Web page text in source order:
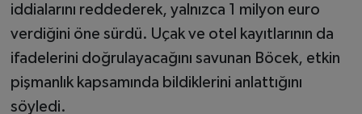
iddialarını reddederek, yalnızca 1 milyon euro
verdiğini öne sürdü. Uçak ve otel kayıtlarının da
ifadelerini doğrulayacağını savunan Böcek, etkin
pişmanlık kapsamında bildiklerini anlattığını
söyledi.